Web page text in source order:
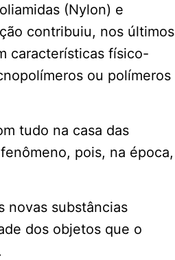
(Nylon) e
contribuiu, nos últimos
características físico-
ou polímeros
tudo na casa das
pois, na época,
novas substâncias
dos objetos que o